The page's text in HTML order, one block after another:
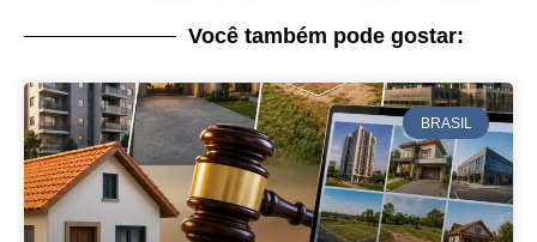
Você também pode gostar:
BRASIL